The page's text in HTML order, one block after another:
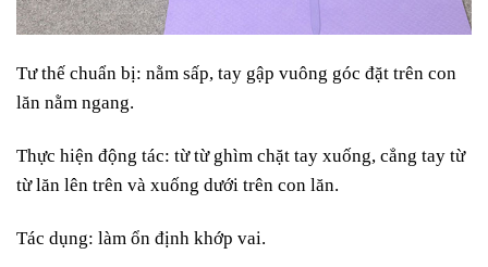
Tư thế chuẩn bị: nằm sấp, tay gập vuông góc đặt trên con
lăn nằm ngang.
Thực hiện động tác: từ từ ghìm chặt tay xuống, cẳng tay từ
từ lăn lên trên và xuống dưới trên con lăn.
Tác dụng: làm ổn định khớp vai.